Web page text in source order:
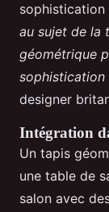
sophistication
au sujet de la
géométrique
sophistication
designer
Intégration
Un tapis
une table de
salon avec